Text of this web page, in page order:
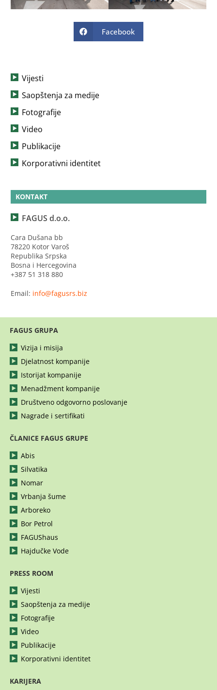
Facebook
Vijesti
Saopštenja za medije
Fotografije
Video
Publikacije
Korporativni identitet
KONTAKT
FAGUS d.o.o.
Cara Dušana bb
78220 Kotor Varoš
Republika Srpska
Bosna i Hercegovina
+387 51 318 880
Email: info@fagusrs.biz
FAGUS GRUPA
Vizija i misija
Djelatnost kompanije
Istorijat kompanije
Menadžment kompanije
Društveno odgovorno poslovanje
Nagrade i sertifikati
ČLANICE FAGUS GRUPE
Abis
Silvatika
Nomar
Vrbanja šume
Arboreko
Bor Petrol
FAGUShaus
Hajdučke Vode
PRESS ROOM
Vijesti
Saopštenja za medije
Fotografije
Video
Publikacije
Korporativni identitet
KARIJERA